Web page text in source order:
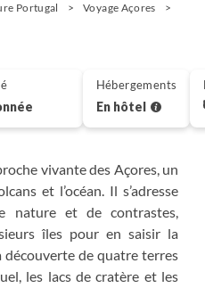
Portugal Voyage Açores
vivante des Açores, un
et l’océan. Il s’adresse
nature et de contrastes,
îles pour en saisir la
de quatre terres
les lacs de cratère et les
Hébergements
En hôtel